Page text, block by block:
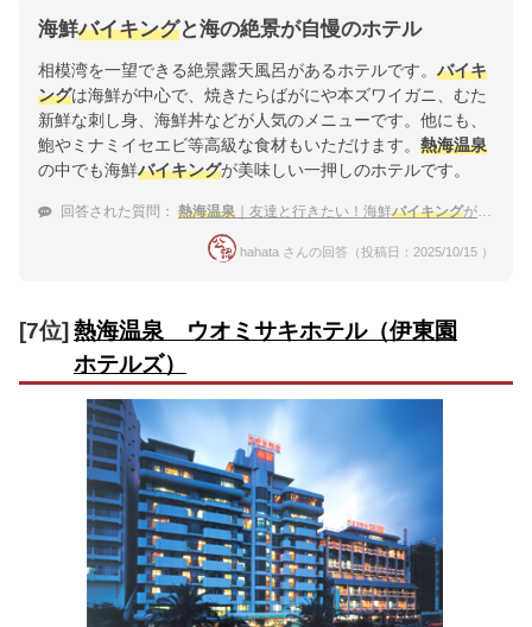
海鮮バイキングと海の絶景が自慢のホテル
相模湾を一望できる絶景露天風呂があるホテルです。 バイキ
ングは海鮮が中心で、焼きたらばがにや本ズワイガニ、むた
新鮮な刺し身、海鮮丼などが人気のメニューです。他にも、
鮑やミナミイセエビ等高級な食材もいただけます。 熱海温泉
の中でも海鮮バイキングが美味しい一押しのホテルです。
回答された質問： 熱海温泉 ｜友達と行きたい！海鮮バイキングが食べられる宿のおすすめは？
hahata さんの回答（投稿日：2025/10/15 ）
[7位]熱海温泉 ウオミサキホテル（伊東園
ホテルズ）